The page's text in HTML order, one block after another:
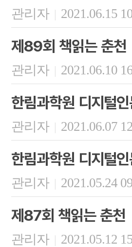
관리자 | 2021.06.15
제89회 책읽는 춘천
관리자 | 2021.06.10
한림과학원 디지털
관리자 | 2021.06.07
한림과학원 디지털
관리자 | 2021.05.24
제87회 책읽는 춘천
관리자 | 2021.05.12